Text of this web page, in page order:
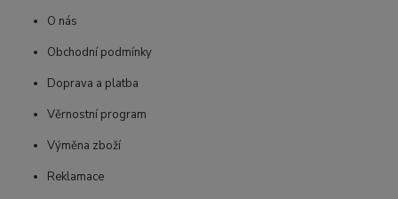
O nás
Obchodní podmínky
Doprava a platba
Věrnostní program
Výměna zboží
Reklamace